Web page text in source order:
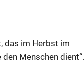
das im Herbst im
Menschen dient“.